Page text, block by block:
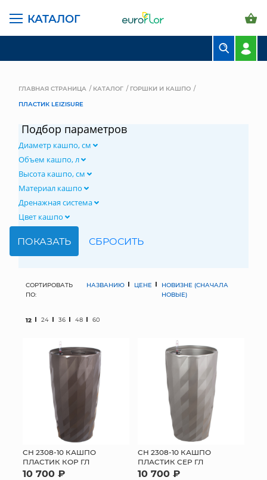
КАТАЛОГ
СВАДЕБНАЯ ФЛОРИСТИКА
МЯГКИЕ ИГРУШКИ
ИСКУССТВЕННЫЕ ЦВЕТЫ
ТОРГОВЫЙ ЦЕНТР
ГЛАВНАЯ СТРАНИЦА КАТАЛОГ
ГОРШКИ И КАШПО
ПЛАСТИК LEIZISURE
Подбор параметров
Диаметр кашпо, см
Объем кашпо, л
Высота кашпо, см
Материал кашпо
Дренажная система
Цвет кашпо
СОРТИРОВАТЬ
ПО:
НАЗВАНИЮ ЦЕНЕ
НОВИЗНЕ (СНАЧАЛА
НОВЫЕ)
12 24 36 48 60
СН 2308-10 КАШПО
ПЛАСТИК КОР ГЛ
10 700 ₽
СН 2308-10 КАШПО
ПЛАСТИК СЕР ГЛ
10 700 ₽